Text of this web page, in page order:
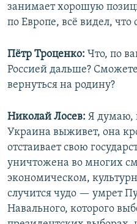
занимает хорошую
по Европе, всё видел, что
Пётр Троценко: Что, по
Россией дальше?
вернуться на родину?
Николай Лосев: Я думаю,
Украина выживет, она
отстаивает свою
уничтожена во многих
экономическом,
случится чудо — умрет
Навального, которого